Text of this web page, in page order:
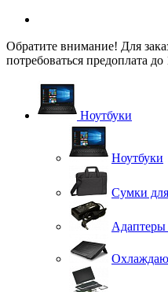
Обратите внимание! Для
потребоваться предоплата
Ноутбуки
Ноутбуки
Сумки
Адаптеры